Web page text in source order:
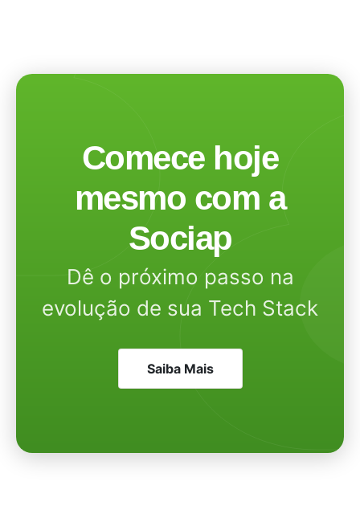
Comece hoje
mesmo com a
Sociap
Dê o próximo passo na
evolução de sua Tech Stack
Saiba Mais